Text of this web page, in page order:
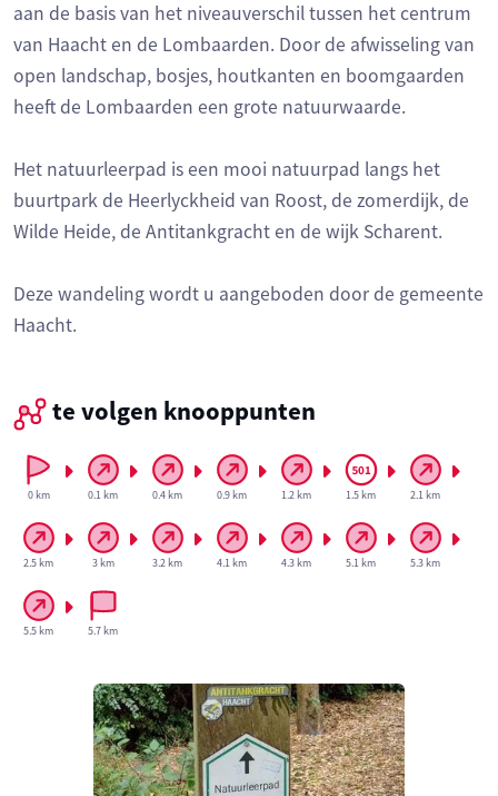
aan de basis van het niveauverschil tussen het centrum
van Haacht en de Lombaarden. Door de afwisseling van
open landschap, bosjes, houtkanten en boomgaarden
heeft de Lombaarden een grote natuurwaarde.
Het natuurleerpad is een mooi natuurpad langs het
buurtpark de Heerlyckheid van Roost, de zomerdijk, de
Wilde Heide, de Antitankgracht en de wijk Scharent.
Deze wandeling wordt u aangeboden door de gemeente
Haacht.
te volgen knooppunten
0 km 0.1 km 0.4 km 0.9 km 1.2 km 1.5 km 2.1 km
2.5 km 3 km 3.2 km 4.1 km 4.3 km 5.1 km 5.3 km
5.5 km 5.7 km